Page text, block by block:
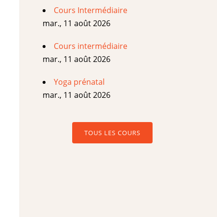
Cours Intermédiaire
mar., 11 août 2026
Cours intermédiaire
mar., 11 août 2026
Yoga prénatal
mar., 11 août 2026
TOUS LES COURS